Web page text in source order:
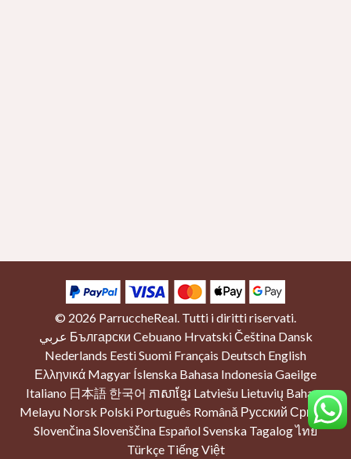
© 2026 ParruccheReal. Tutti i diritti riservati.
عربي Български Cebuano HrvatskiČeština Dansk
Nederlands EestiSuomi Français Deutsch English
Ελληνικά Magyar Íslenska Bahasa IndonesiaGaeilge
Italiano 日本語 한국어 ភាសាខ្មែរ Latviešu Lietuvių Bahasa
Melayu Norsk Polski Português Română Русский Српски
SlovenčinaSlovenščina EspañolSvenska Tagalogไทย
Türkçe Tiếng Việt